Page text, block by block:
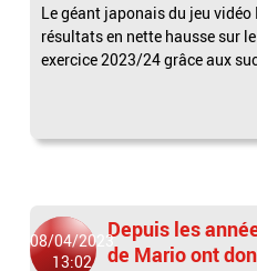
Le géant japonais du jeu
résultats en nette hausse sur
exercice 2023/24 grâce aux
08/04/2023
13:02
Depuis les
de Mario ont